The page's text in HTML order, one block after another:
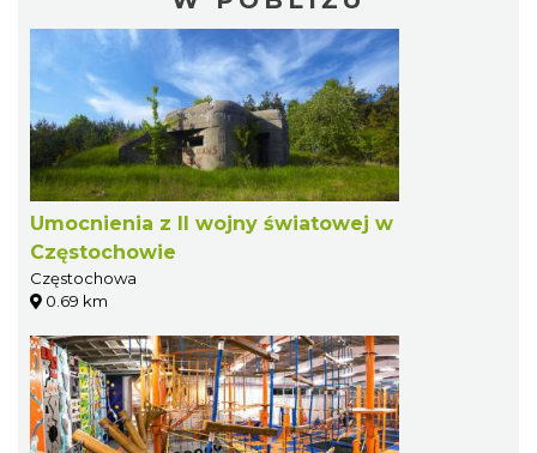
Umocnienia z II wojny światowej w
Częstochowie
Częstochowa
0.69 km